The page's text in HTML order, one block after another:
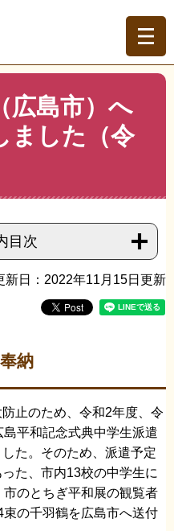
> 市政情報 > 市の取り組み
広島市）へ千羽鶴を奉納し
広島市）へ
ました（令
目次
新日：2022年11月15日更新
納
止のため、令和2年度、令
平和記念式典中学生派遣
た。そのため、派遣予定
た、市内13校の中学生に
のとちぎ平和展の観覧者
の千羽鶴を広島市へ送付